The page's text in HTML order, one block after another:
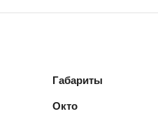
Габариты
Окто